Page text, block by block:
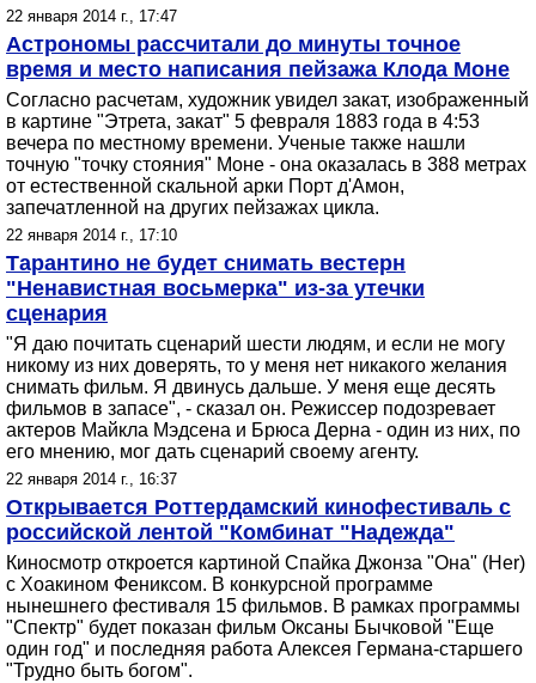
22 января 2014 г., 17:47
Астрономы рассчитали до минуты точное
время и место написания пейзажа Клода Моне
Согласно расчетам, художник увидел закат, изображенный
в картине "Этрета, закат" 5 февраля 1883 года в 4:53
вечера по местному времени. Ученые также нашли
точную "точку стояния" Моне - она оказалась в 388 метрах
от естественной скальной арки Порт д'Амон,
запечатленной на других пейзажах цикла.
22 января 2014 г., 17:10
Тарантино не будет снимать вестерн
"Ненавистная восьмерка" из-за утечки
сценария
"Я даю почитать сценарий шести людям, и если не могу
никому из них доверять, то у меня нет никакого желания
снимать фильм. Я двинусь дальше. У меня еще десять
фильмов в запасе", - сказал он. Режиссер подозревает
актеров Майкла Мэдсена и Брюса Дерна - один из них, по
его мнению, мог дать сценарий своему агенту.
22 января 2014 г., 16:37
Открывается Роттердамский кинофестиваль с
российской лентой "Комбинат "Надежда"
Киносмотр откроется картиной Спайка Джонза "Она" (Her)
с Хоакином Фениксом. В конкурсной программе
нынешнего фестиваля 15 фильмов. В рамках программы
"Спектр" будет показан фильм Оксаны Бычковой "Еще
один год" и последняя работа Алексея Германа-старшего
"Трудно быть богом".